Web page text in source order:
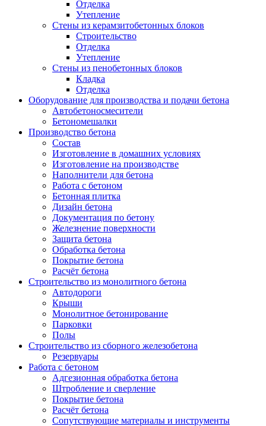
Отделка
Утепление
Стены из керамзитобетонных блоков
Строительство
Отделка
Утепление
Стены из пенобетонных блоков
Кладка
Отделка
Оборудование для производства и подачи бетона
Автобетоносмесители
Бетономешалки
Производство бетона
Состав
Изготовление в домашних условиях
Изготовление на производстве
Наполнители для бетона
Работа с бетоном
Бетонная плитка
Дизайн бетона
Документация по бетону
Железнение поверхности
Защита бетона
Обработка бетона
Покрытие бетона
Расчёт бетона
Строительство из монолитного бетона
Автодороги
Крыши
Монолитное бетонирование
Парковки
Полы
Строительство из сборного железобетона
Резервуары
Работа с бетоном
Адгезионная обработка бетона
Штробление и сверление
Покрытие бетона
Расчёт бетона
Сопутствующие материалы и инструменты